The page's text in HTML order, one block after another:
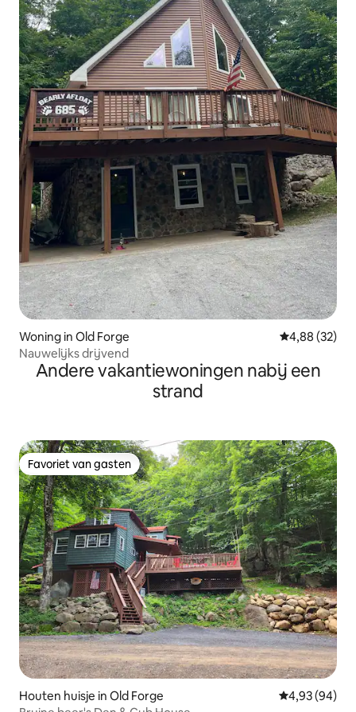
Woning in Old Forge Gemiddelde
4,88 (32)
Nauwelijks drijvend
Andere vakantiewoningen nabij een
strand
Favoriet van gasten
Favoriet van gasten
Houten huisje in Old Forge Gemiddelde
4,93 (94)